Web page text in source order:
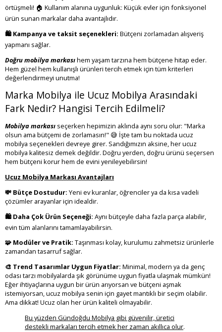
örtüşmeli! 🏠 Kullanım alanına uygunluk: Küçük evler için fonksiyonel
ürün sunan markalar daha avantajlıdır.
🛍️ Kampanya ve taksit seçenekleri: Bütçeni zorlamadan alışveriş
yapmanı sağlar.
Doğru mobilya markasıhem yaşam tarzına hem bütçene hitap eder.
Hem güzel hem kullanışlı ürünleri tercih etmek için tüm kriterleri
değerlendirmeyi unutma!
Marka Mobilya ile Ucuz Mobilya Arasındaki
Fark Nedir? Hangisi Tercih Edilmeli?
Mobilya markası seçerken hepimizin aklında aynı soru olur: "Marka
olsun ama bütçemi de zorlamasın!" 😅 İşte tam bu noktada ucuz
mobilya seçenekleri devreye girer. Sandığımızın aksine, her ucuz
mobilya kalitesiz demek değildir. Doğru yerden, doğru ürünü seçersen
hem bütçeni korur hem de evini yenileyebilirsin!
Ucuz Mobilya Markası Avantajları
💸 Bütçe Dostudur: Yeni ev kuranlar, öğrenciler ya da kısa vadeli
çözümler arayanlar için idealdir.
🛍️ Daha Çok Ürün Seçeneği: Aynı bütçeyle daha fazla parça alabilir,
evin tüm alanlarını tamamlayabilirsin.
🧩 Modüler ve Pratik: Taşınması kolay, kurulumu zahmetsiz ürünlerle
zamandan tasarruf sağlar.
🎨 Trend Tasarımlar Uygun Fiyatlar: Minimal, modern ya da genç
odası tarzı mobilyalarda şık görünüme uygun fiyatla ulaşmak mümkün!
Eğer ihtiyaçlarına uygun bir ürün arıyorsan ve bütçeni aşmak
istemiyorsan, ucuz mobilya senin için gayet mantıklı bir seçim olabilir.
Ama dikkat! Ucuz olan her ürün kaliteli olmayabilir.
Bu yüzden Gündoğdu Mobilya gibi güvenilir, üretici
destekli markaları tercih etmek her zaman akıllıca olur.